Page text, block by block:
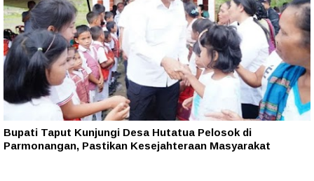
Bupati Taput Kunjungi Desa Hutatua Pelosok di
Parmonangan, Pastikan Kesejahteraan Masyarakat